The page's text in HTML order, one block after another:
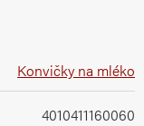
Konvičky na mléko
4010411160060